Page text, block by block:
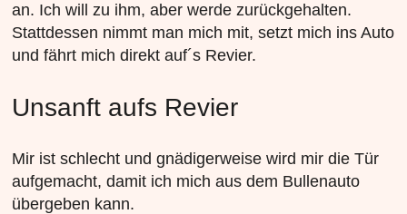
an. Ich will zu ihm, aber werde zurückgehalten.
Stattdessen nimmt man mich mit, setzt mich ins Auto
und fährt mich direkt auf´s Revier.
Unsanft aufs Revier
Mir ist schlecht und gnädigerweise wird mir die Tür
aufgemacht, damit ich mich aus dem Bullenauto
übergeben kann.